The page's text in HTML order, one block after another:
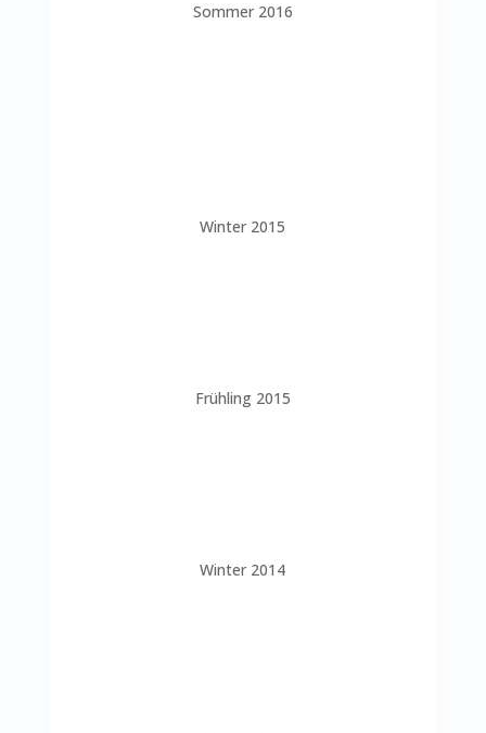
Sommer 2016
Winter 2015
Frühling 2015
Winter 2014